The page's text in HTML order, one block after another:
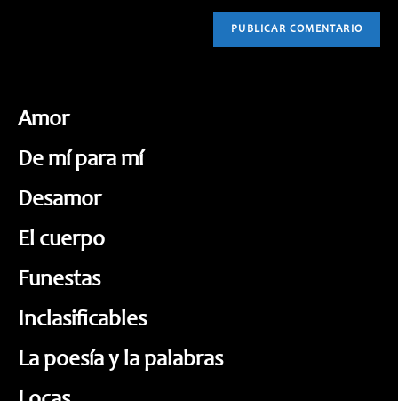
Amor
De mí para mí
Desamor
El cuerpo
Funestas
Inclasificables
La poesía y la palabras